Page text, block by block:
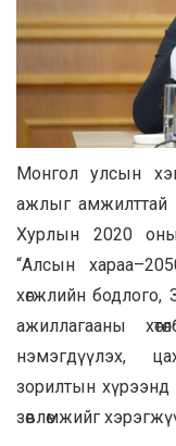
Монгол улсын
ажлыг
Хурлын 2020 оны
“Алсын
хөгжлийн
ажиллагааны
нэмэгдүүлэх,
зорилтын хүрээнд
зөвлөмжийг